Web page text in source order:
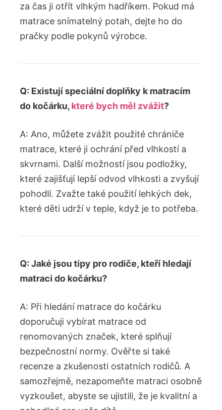
za čas ji otřít vlhkým hadříkem. Pokud má
matrace snímatelný potah, dejte ho do
pračky podle pokynů výrobce.
Q: Existují speciální doplňky k matracím
do kočárku, které bych měl zvážit?
A: Ano, můžete zvážit použité chrániče
matrace, které ji ochrání před vlhkostí a
skvrnami. Další možností jsou podložky,
které zajišťují lepší odvod vlhkosti a zvyšují
pohodlí. Zvažte také použití lehkých dek,
které děti udrží v teple, když je to potřeba.
Q: Jaké jsou tipy pro rodiče, kteří hledají
matraci do kočárku?
A: Při hledání matrace do kočárku
doporučuji vybírat matrace od
renomovaných značek, které splňují
bezpečnostní normy. Ověřte si také
recenze a zkušenosti ostatních rodičů. A
samozřejmě, nezapomeňte matraci osobně
vyzkoušet, abyste se ujistili, že je kvalitní a